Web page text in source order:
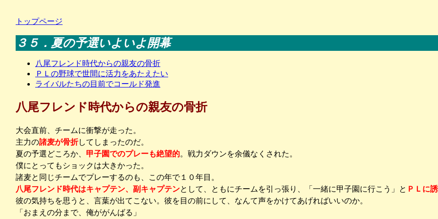
トップページ
３５．夏の予選いよいよ開幕
八尾フレンド時代からの親友の骨折
ＰＬの野球で世間に活力をあたえたい
ライバルたちの目前でコールド発進
八尾フレンド時代からの親友の骨折
大会直前、チームに衝撃が走った。
主力の諸麦が骨折してしまったのだ。
夏の予選どころか、 甲子園でのプレーも絶望的。戦力ダウンを余儀なくされた。
僕にとってもショックは大きかった。
諸麦と同じチームでプレーするのも、この年で１０年目。
八尾フレンド時代はキャプテン、副キャプテンとして、ともにチームを引っ張り、「一緒に甲子園に行こう」と ＰＬに
彼の気持ちを思うと、言葉が出てこない。彼を目の前にして、なんて声をかけてあげればいいのか。
「おまえの分まで、俺ががんばる」